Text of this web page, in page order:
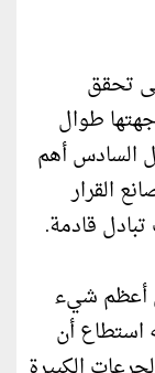
تحقق
طوال
السادس أهم
القرار
قادمة.
أعظم شيء
استطاع أن